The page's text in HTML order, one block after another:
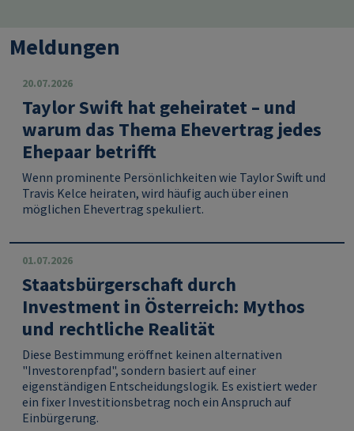
Meldungen
20.07.2026
Taylor Swift hat geheiratet – und
warum das Thema Ehevertrag jedes
Ehepaar betrifft
Wenn prominente Persönlichkeiten wie Taylor Swift und
Travis Kelce heiraten, wird häufig auch über einen
möglichen Ehevertrag spekuliert.
01.07.2026
Staatsbürgerschaft durch
Investment in Österreich: Mythos
und rechtliche Realität
Diese Bestimmung eröffnet keinen alternativen
"Investorenpfad", sondern basiert auf einer
eigenständigen Entscheidungslogik. Es existiert weder
ein fixer Investitionsbetrag noch ein Anspruch auf
Einbürgerung.